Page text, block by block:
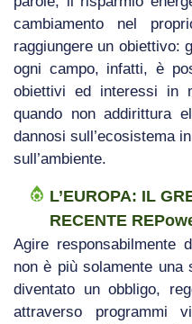
cambiamento nel
raggiungere un obiettivo:
ogni campo, infatti, è
obiettivi ed interessi in
quando non addirittura
dannosi sull’ecosistema
sull’ambiente.
L’EUROPA: IL
RECENTE
Agire responsabilmente
non è più solamente
diventato un obbligo,
attraverso programmi